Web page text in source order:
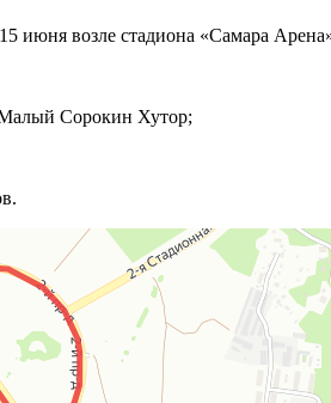
июня возле стадиона «Самара
Малый Сорокин Хутор;